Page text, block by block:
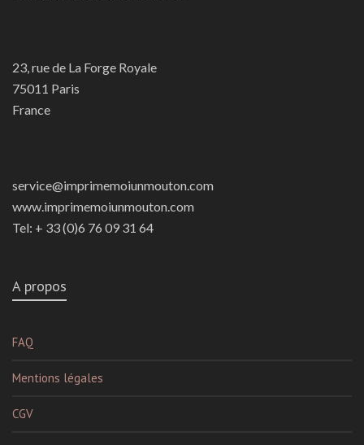
23, rue de La Forge Royale
75011 Paris
France
service@imprimemoiunmouton.com
www.imprimemoiunmouton.com
Tel: + 33 (0)6 76 09 31 64
A propos
FAQ
Mentions légales
CGV